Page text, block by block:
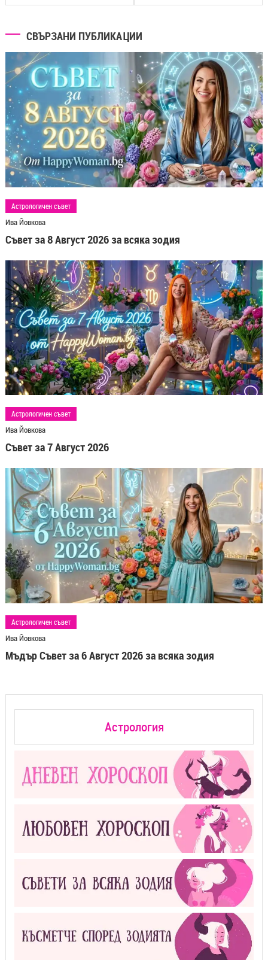
СВЪРЗАНИ ПУБЛИКАЦИИ
Астрологичен съвет
Ива Йовкова
Съвет за 8 Август 2026 за всяка зодия
Астрологичен съвет
Ива Йовкова
Съвет за 7 Август 2026
Астрологичен съвет
Ива Йовкова
Мъдър Съвет за 6 Август 2026 за всяка зодия
Астрология